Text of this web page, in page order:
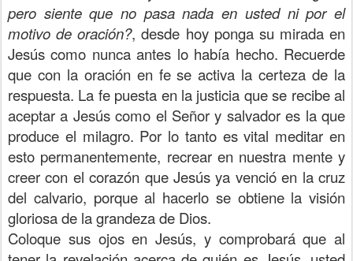
pero siente que no pasa nada en usted ni por el
motivo de oración?, desde hoy ponga su mirada en
Jesús como nunca antes lo había hecho. Recuerde
que con la oración en fe se activa la certeza de la
respuesta. La fe puesta en la justicia que se recibe al
aceptar a Jesús como el Señor y salvador es la que
produce el milagro. Por lo tanto es vital meditar en
esto permanentemente, recrear en nuestra mente y
creer con el corazón que Jesús ya venció en la cruz
del calvario, porque al hacerlo se obtiene la visión
gloriosa de la grandeza de Dios.
Coloque sus ojos en Jesús, y comprobará que al